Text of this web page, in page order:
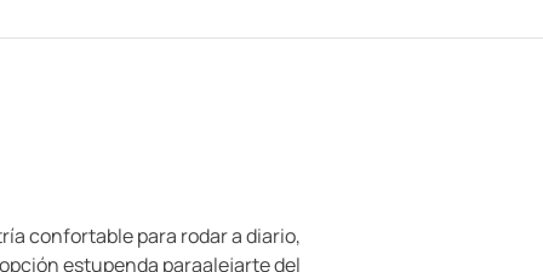
confortable para rodar a diario,
estupenda paraalejarte del